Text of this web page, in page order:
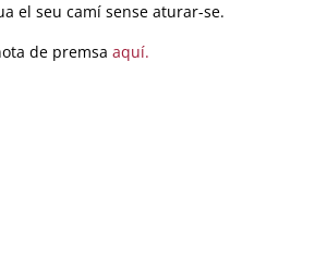
el seu camí sense aturar-se.
de premsa aquí.